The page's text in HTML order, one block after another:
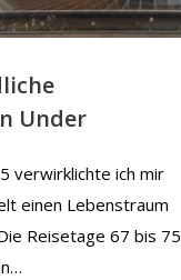
Under
verwirklichte ich mir
einen Lebenstraum
Reisetage 67 bis 75